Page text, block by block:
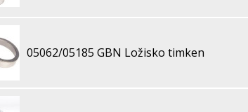
05062/05185 GBN Ložisko timken